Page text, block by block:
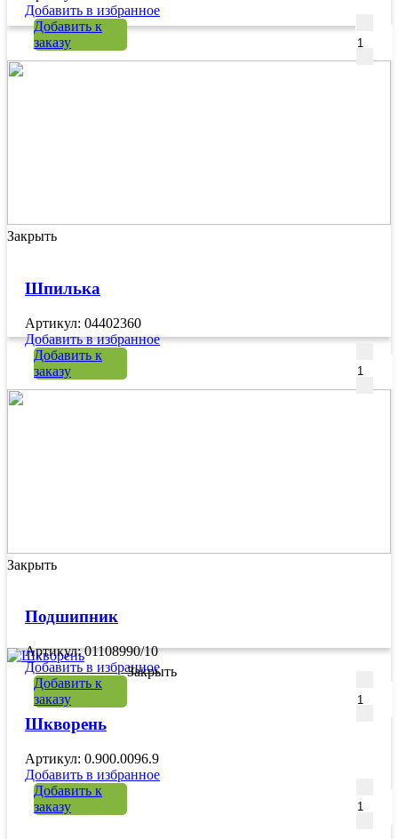
Добавить в избранное
Добавить к
заказу
Закрыть
Шпилька
Артикул: 04402360
Добавить в избранное
Добавить к
заказу
Закрыть
Подшипник
Артикул: 01108990/10
Добавить в избранное
Добавить к
заказу
Закрыть
Шкворень
Артикул: 0.900.0096.9
Добавить в избранное
Добавить к
заказу